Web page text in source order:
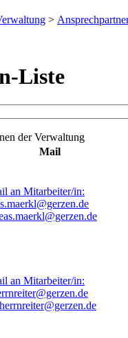
>
Liste
der Verwaltung
Mail